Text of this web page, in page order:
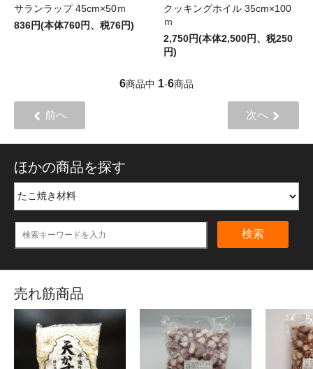
サランラップ 45cm×50ｍ
836円(本体760円、税76円)
クッキングホイル 35cm×100
ｍ
2,750円(本体2,500円、税250
円)
6商品中 1-6商品
前へ 次へ
ほかの商品を探す
検索
売れ筋商品